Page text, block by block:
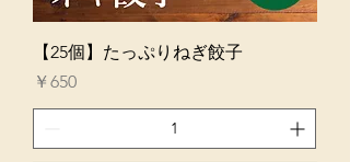
【25個】たっぷりねぎ餃子
価格
￥650